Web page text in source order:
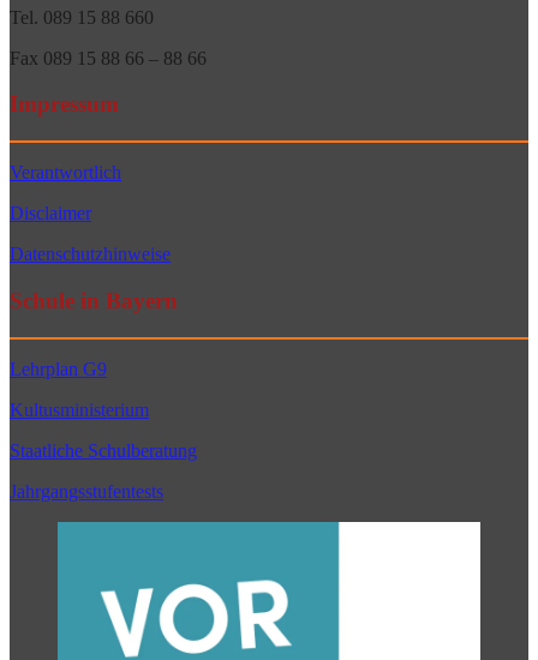
Tel. 089 15 88 660
Fax 089 15 88 66 – 88 66
Impressum
Verantwortlich
Disclaimer
Datenschutzhinweise
Schule in Bayern
Lehrplan G9
Kultusministerium
Staatliche Schulberatung
Jahrgangsstufentests